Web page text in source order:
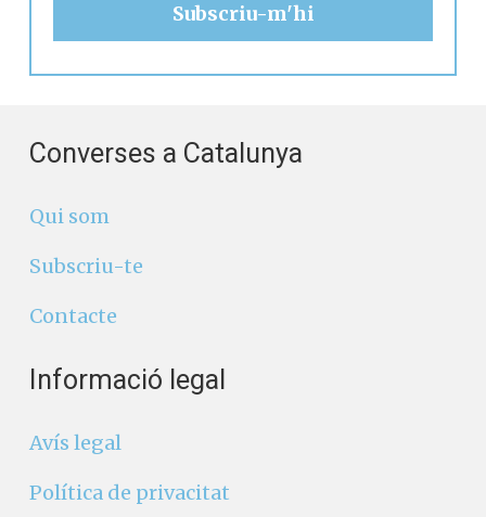
Converses a Catalunya
Qui som
Subscriu-te
Contacte
Informació legal
Avís legal
Política de privacitat